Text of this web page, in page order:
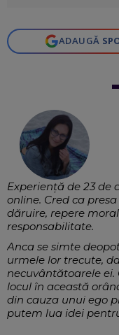
ADAUGĂ
Experiență de 23 de
online. Cred ca
dăruire, repere
responsabilitate.
Anca se simte
urmele lor trecute,
necuvântătoarele ei.
locul în această
din cauza unui ego
putem lua idei
multe întrebări.